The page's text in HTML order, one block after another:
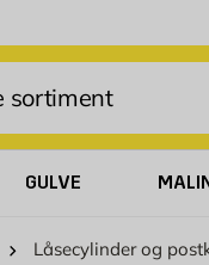
GULVE
Låsecylinder og